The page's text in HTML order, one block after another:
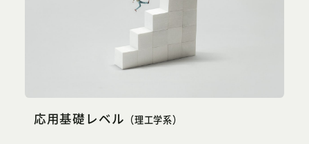
応用基礎レベル （理工学系）